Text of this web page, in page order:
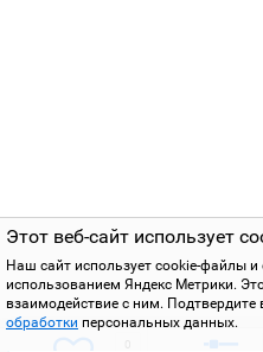
Этот веб-сайт использует
Наш сайт использует cookie-файлы
использованием Яндекс Метрики.
взаимодействие с ним.
обработки персональных данных.